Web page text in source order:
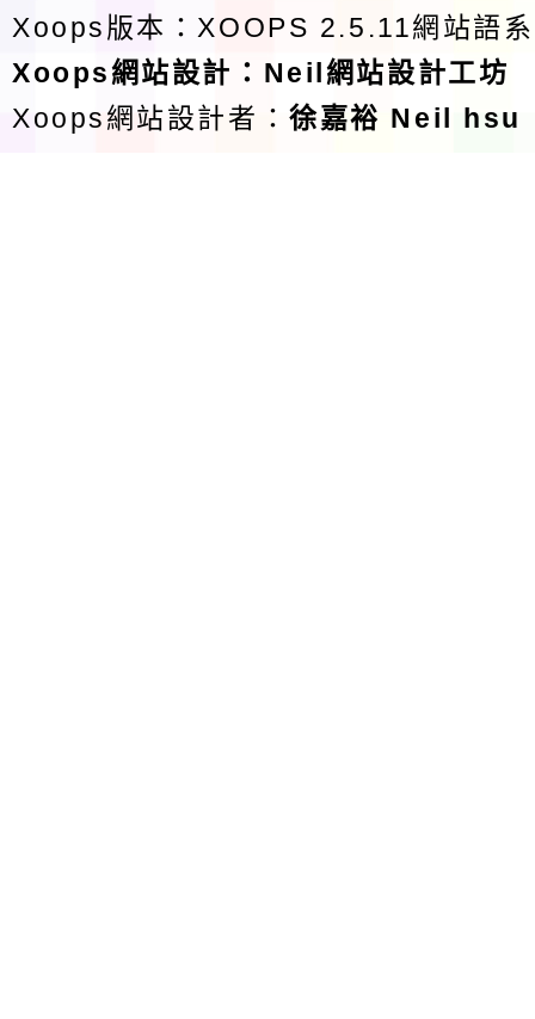
Xoops版本： XOOPS 2.5.11網站語
Xoops網站設計 ： Neil網站設計工坊
Xoops網站設計者：徐嘉裕 Neil hsu